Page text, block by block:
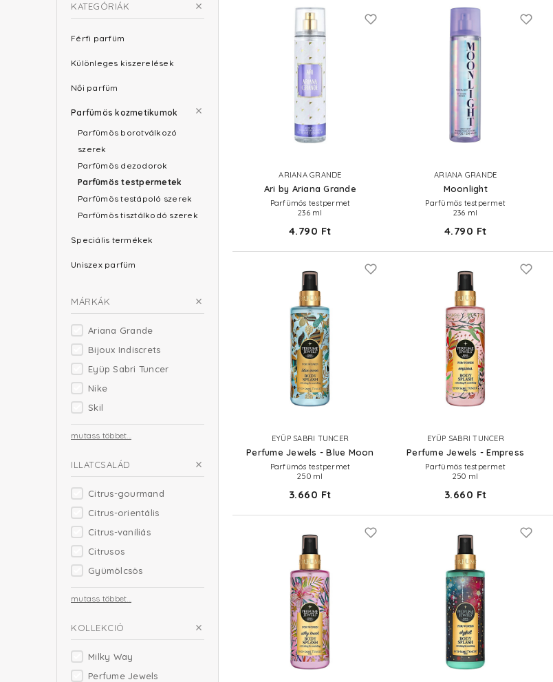
KATEGÓRIÁK
Férfi parfüm
Különleges kiszerelések
Női parfüm
Parfümös kozmetikumok
Parfümös borotválkozó
szerek
Parfümös dezodorok
Parfümös testpermetek
Parfümös testápoló szerek
Parfümös tisztálkodó szerek
Speciális termékek
Uniszex parfüm
MÁRKÁK
Ariana Grande
Bijoux Indiscrets
Eyüp Sabri Tuncer
Nike
Skil
mutass többet...
ILLATCSALÁD
Citrus-gourmand
Citrus-orientális
Citrus-vaníliás
Citrusos
Gyümölcsös
mutass többet...
KOLLEKCIÓ
Milky Way
Perfume Jewels
ARIANA GRANDE
Ari by Ariana Grande
Parfümös testpermet
236 ml
4.790 Ft
ARIANA GRANDE
Moonlight
Parfümös testpermet
236 ml
4.790 Ft
EYÜP SABRI TUNCER
Perfume Jewels - Blue Moon
Parfümös testpermet
250 ml
3.660 Ft
EYÜP SABRI TUNCER
Perfume Jewels - Empress
Parfümös testpermet
250 ml
3.660 Ft